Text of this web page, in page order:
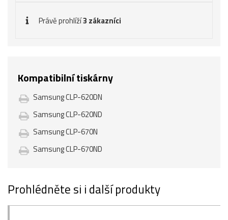
Právě prohlíží3 zákazníci
Kompatibilní tiskárny
Samsung CLP-620DN
Samsung CLP-620ND
Samsung CLP-670N
Samsung CLP-670ND
Prohlédněte si i další produkty